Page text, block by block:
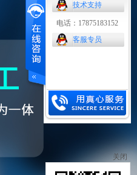
技术支持
电话：17875183152
客服专员
关闭